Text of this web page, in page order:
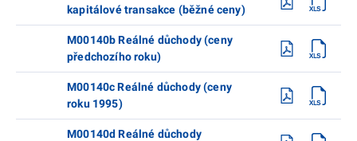
kapitálové transakce (běžné ceny)
M00140b Reálné důchody (ceny
předchozího roku)
M00140c Reálné důchody (ceny
roku 1995)
M00140d Reálné důchody